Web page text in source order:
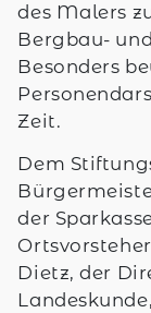
des Malers
Bergbau-
Besonders
Zeit.
Dem
der
Dietz, der